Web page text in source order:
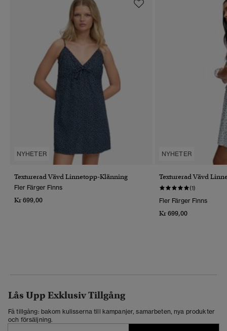
NYHETER
Texturerad Vävd Linnetopp-Klänning
Fler Färger Finns
Kr 699,00
NYHETER
Texturerad Vävd
(1)
Fler Färger Finns
Kr 699,00
Lås Upp Exklusiv Tillgång
Få tillgång: bakom kulisserna till kampanjer, samarbeten, nya produkter
och försäljning.